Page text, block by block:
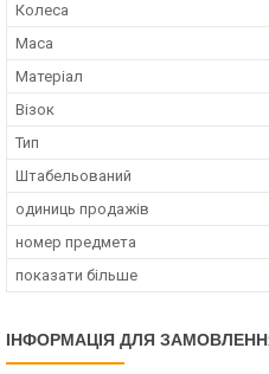
Колеса
Маса
Матеріал
Візок
Тип
Штабельований
одиниць продажів
номер предмета
показати більше
ІНФОРМАЦІЯ ДЛЯ